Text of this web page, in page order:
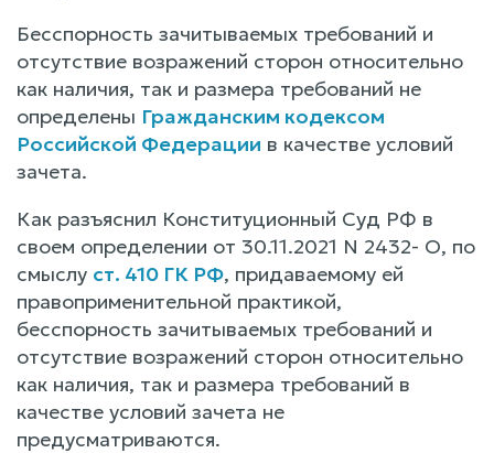
Бесспорность зачитываемых требований и
отсутствие возражений сторон относительно
как наличия, так и размера требований не
определены Гражданским кодексом
Российской Федерации в качестве условий
зачета.
Как разъяснил Конституционный Суд РФ в
своем определении от 30.11.2021 N 2432- О, по
смыслу ст. 410 ГК РФ, придаваемому ей
правоприменительной практикой,
бесспорность зачитываемых требований и
отсутствие возражений сторон относительно
как наличия, так и размера требований в
качестве условий зачета не
предусматриваются.